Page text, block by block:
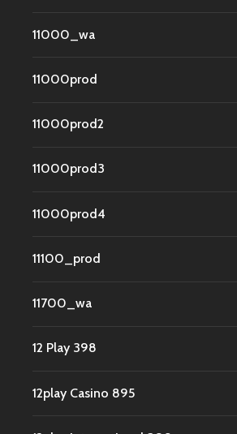
11000_wa
11000prod
11000prod2
11000prod3
11000prod4
11100_prod
11700_wa
12 Play 398
12play Casino 895